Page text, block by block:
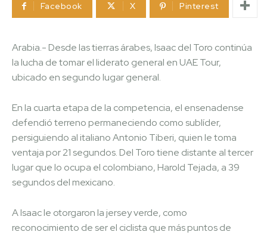
Facebook X Pinterest
Arabia.- Desde las tierras árabes, Isaac del Toro continúa
la lucha de tomar el liderato general en UAE Tour,
ubicado en segundo lugar general.
En la cuarta etapa de la competencia, el ensenadense
defendió terreno permaneciendo como sublíder,
persiguiendo al italiano Antonio Tiberi, quien le toma
ventaja por 21 segundos. Del Toro tiene distante al tercer
lugar que lo ocupa el colombiano, Harold Tejada, a 39
segundos del mexicano.
A Isaac le otorgaron la jersey verde, como
reconocimiento de ser el ciclista que más puntos de